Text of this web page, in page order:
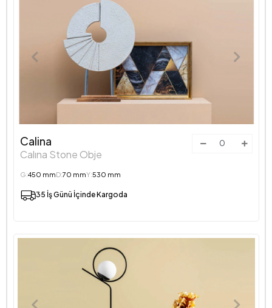
Calina
Calına Stone Obje
G:450 mmD:70 mmY:530 mm
35 İş Günü İçinde Kargoda